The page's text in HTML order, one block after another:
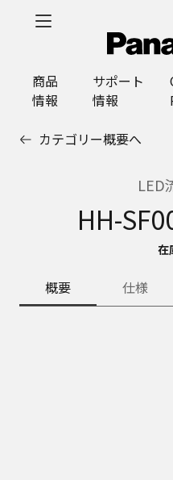
商品
情報
サポート
情報
カテゴリー概要へ
LED
HH-
在
概要 仕様